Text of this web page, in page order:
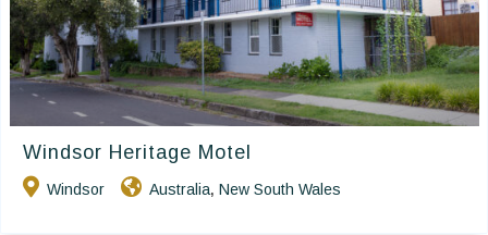
Windsor Heritage Motel
Windsor Australia, New South Wales